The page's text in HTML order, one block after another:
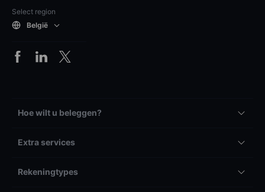
Select region
België
Hoe wilt u beleggen?
Extra services
Rekeningtypes